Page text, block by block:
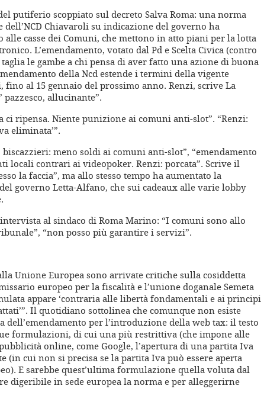
putiferio scoppiato sul decreto Salva Roma: una norma
Chiavaroli su indicazione del governo ha
casse dei Comuni, che mettono in atto piani per la lotta
L’emendamento, votato dal Pd e Scelta Civica (contro
le gambe a chi pensa di aver fatto una azione di buona
della Ncd estende i termini della vigente
fino al 15 gennaio del prossimo anno. Renzi, scrive La
pazzesco, allucinante”.
ci ripensa. Niente punizione ai comuni anti-slot”. “Renzi:
eliminata’”.
meno soldi ai comuni anti-slot”, “emendamento
locali contrari ai videopoker. Renzi: porcata”. Scrive il
la faccia”, ma allo stesso tempo ha aumentato la
governo Letta-Alfano, che sui cadeaux alle varie lobby
al sindaco di Roma Marino: “I comuni sono allo
“non posso più garantire i servizi”.
Unione Europea sono arrivate critiche sulla cosiddetta
europeo per la fiscalità e l’unione doganale Semeta
appare ‘contraria alle libertà fondamentali e ai principi
Il quotidiano sottolinea che comunque non esiste
per l’introduzione della web tax: il testo
formulazioni, di cui una più restrittiva (che impone alle
online, come Google, l’apertura di una partita Iva
(in cui non si precisa se la partita Iva può essere aperta
E sarebbe quest’ultima formulazione quella voluta dal
digeribile in sede europea la norma e per alleggerirne